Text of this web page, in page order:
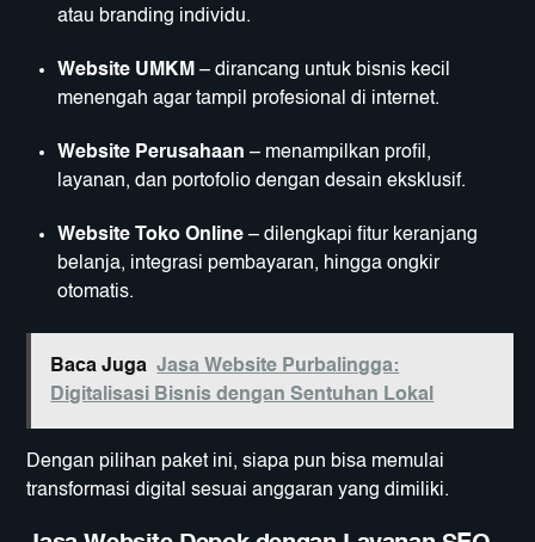
atau branding individu.
Website UMKM – dirancang untuk bisnis kecil
menengah agar tampil profesional di internet.
Website Perusahaan – menampilkan profil,
layanan, dan portofolio dengan desain eksklusif.
Website Toko Online – dilengkapi fitur keranjang
belanja, integrasi pembayaran, hingga ongkir
otomatis.
Baca Juga Jasa Website Purbalingga:
Digitalisasi Bisnis dengan Sentuhan Lokal
Dengan pilihan paket ini, siapa pun bisa memulai
transformasi digital sesuai anggaran yang dimiliki.